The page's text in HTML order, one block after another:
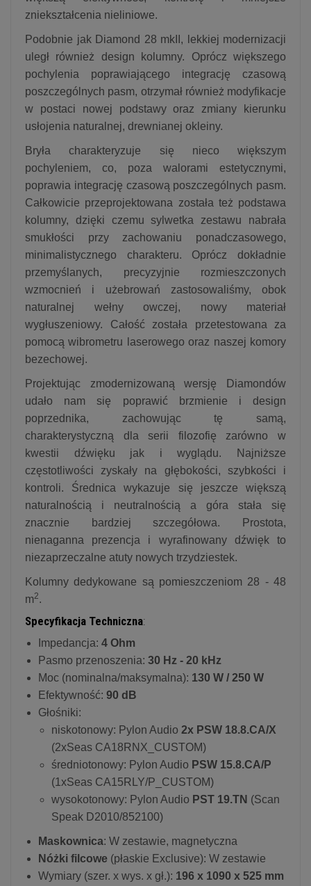
zniekształcenia nieliniowe.
Podobnie jak Diamond 28 mkII, lekkiej modernizacji
uległ również design kolumny. Oprócz większego
pochylenia poprawiającego integrację czasową
poszczególnych pasm, otrzymał również modyfikacje
w postaci nowej podstawy oraz zmiany kierunku
usłojenia naturalnej, drewnianej okleiny.
Bryła charakteryzuje się nieco większym
pochyleniem, co, poza walorami estetycznymi,
poprawia integrację czasową poszczególnych pasm.
Całkowicie przeprojektowana została też podstawa
kolumny, dzięki czemu sylwetka zestawu nabrała
smukłości przy zachowaniu ponadczasowego,
minimalistycznego charakteru. Oprócz dokładnie
przemyślanych, precyzyjnie rozmieszczonych
wzmocnień i użebrowań zastosowaliśmy, obok
naturalnej wełny owczej, nowy materiał
wygłuszeniowy. Całość została przetestowana za
pomocą wibrometru laserowego oraz naszej komory
bezechowej.
Projektując zmodernizowaną wersję Diamondów
udało nam się poprawić brzmienie i design
poprzednika, zachowując tę samą,
charakterystyczną dla serii filozofię zarówno w
kwestii dźwięku jak i wyglądu. Najniższe
częstotliwości zyskały na głębokości, szybkości i
kontroli. Średnica wykazuje się jeszcze większą
naturalnością i neutralnością a góra stała się
znacznie bardziej szczegółowa. Prostota,
nienaganna prezencja i wyrafinowany dźwięk to
niezaprzeczalne atuty nowych trzydziestek.
Kolumny dedykowane są pomieszczeniom 28 - 48
m2.
Specyfikacja Techniczna:
Impedancja: 4 Ohm
Pasmo przenoszenia: 30 Hz - 20 kHz
Moc (nominalna/maksymalna): 130 W / 250 W
Efektywność: 90 dB
Głośniki:
niskotonowy: Pylon Audio 2x PSW 18.8.CA/X
(2xSeas CA18RNX_CUSTOM)
średniotonowy: Pylon Audio PSW 15.8.CA/P
(1xSeas CA15RLY/P_CUSTOM)
wysokotonowy: Pylon Audio PST 19.TN (Scan
Speak D2010/852100)
Maskownica: W zestawie, magnetyczna
Nóżki filcowe (płaskie Exclusive): W zestawie
Wymiary (szer. x wys. x gł.): 196 x 1090 x 525 mm